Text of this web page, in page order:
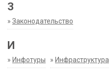
З
» Законодательство
И
» Инфотуры » Инфраструктура